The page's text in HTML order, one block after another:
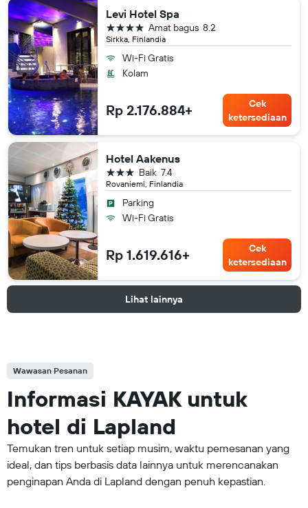
Levi Hotel Spa
Sirkka, Finlandia
8.2
Amat bagus
bintang 4
Wi-Fi Gratis
Kolam
Rp 2.176.884+
Cek
ketersediaan
Hotel Aakenus
Rovaniemi, Finlandia
7.4
Baik
bintang 3
Parking
Wi-Fi Gratis
Rp 1.619.616+
Cek
ketersediaan
Lihat lainnya
Wawasan Pesanan
Informasi KAYAK untuk
hotel di Lapland
Temukan tren untuk setiap musim, waktu pemesanan yang
ideal, dan tips berbasis data lainnya untuk merencanakan
penginapan Anda di Lapland dengan penuh kepastian.